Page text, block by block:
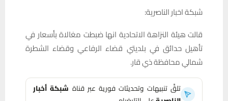
شبكة اخبار الناصرية:
قالت هيئة النزاهة الاتحادية انها ضبطت مغالاة بأسعار في
تأهيل حدائق في بلديتي قضاء الرفاعي وقضاء الشطرة
شمالي محافظة ذي قار.
تلقَّ تنبيهات وتحديثات فورية عبر قناة شبكة أخبار